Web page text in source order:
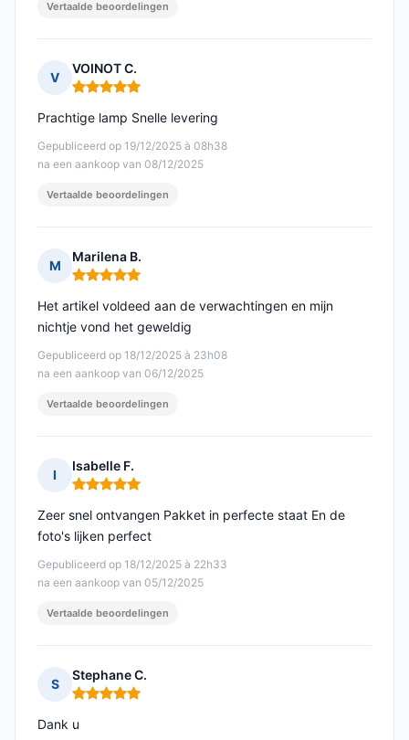
Vertaalde beoordelingen
V
VOINOT C.
Opmerking: 5 van 5
Gepubliceerd op 19/12/2025 à 08h38
na een aankoop van 08/12/2025
Prachtige lamp Snelle levering
Vertaalde beoordelingen
M
Marilena B.
Opmerking: 5 van 5
Gepubliceerd op 18/12/2025 à 23h08
na een aankoop van 06/12/2025
Het artikel voldeed aan de verwachtingen en mijn
nichtje vond het geweldig
Vertaalde beoordelingen
I
Isabelle F.
Opmerking: 5 van 5
Gepubliceerd op 18/12/2025 à 22h33
na een aankoop van 05/12/2025
Zeer snel ontvangen Pakket in perfecte staat En de
foto's lijken perfect
Vertaalde beoordelingen
S
Stephane C.
Opmerking: 5 van 5
Dank u